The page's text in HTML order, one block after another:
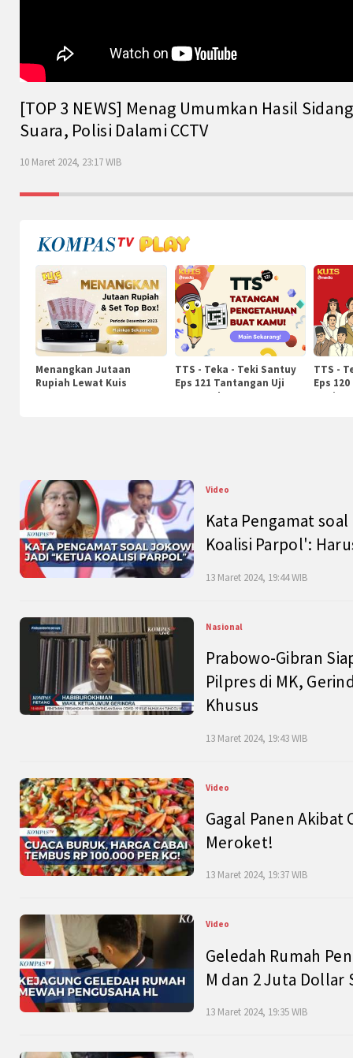
[TOP 3 NEWS] Menag Umumkan Hasil
Suara, Polisi Dalami CCTV
10 Maret 2024, 23:17 WIB
Menangkan Jutaan
Rupiah Lewat Kuis
TTS - Teka - Teki Santuy
Eps 121 Tantangan Uji
Pengetahuan
TTS -
Eps
Video
Kata Pengamat
Koalisi Parpol':
13 Maret 2024, 19:44 WIB
Nasional
Prabowo-Gibran
Pilpres di MK,
Khusus
13 Maret 2024, 19:43 WIB
Video
Gagal Panen Akibat
Meroket!
13 Maret 2024, 19:37 WIB
Video
Geledah Rumah
M dan 2 Juta Dollar
13 Maret 2024, 19:35 WIB